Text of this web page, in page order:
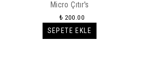
Atıştırmalığı
Micro Çıtır's
₺ 200.00
SEPETE EKLE